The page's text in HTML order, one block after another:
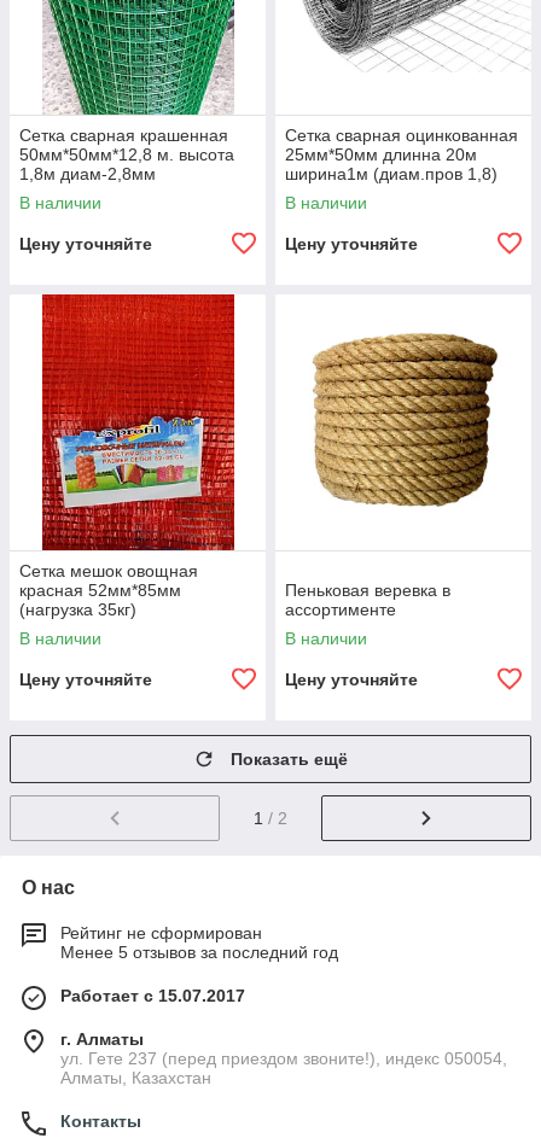
Сетка сварная крашенная
50мм*50мм*12,8 м. высота
1,8м диам-2,8мм
В наличии
Цену уточняйте
Сетка сварная оцинкованная
25мм*50мм длинна 20м
ширина1м (диам.пров 1,8)
В наличии
Цену уточняйте
Сетка мешок овощная
красная 52мм*85мм
(нагрузка 35кг)
В наличии
Цену уточняйте
Пеньковая веревка в
ассортименте
В наличии
Цену уточняйте
Показать ещё
1 / 2
О нас
Рейтинг не сформирован
Менее 5 отзывов за последний год
Работает с 15.07.2017
г. Алматы
ул. Гете 237 (перед приездом звоните!), индекс 050054,
Алматы, Казахстан
Контакты